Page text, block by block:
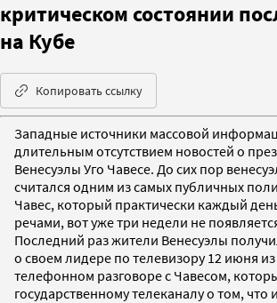
критическом состоянии
на Кубе
Копировать ссылку
Западные источники массовой
длительным отсутствием новостей о
Венесуэлы Уго Чавесе. До сих пор
считался одним из самых публичных
Чавес, который практически каждый
речами, вот уже три недели не
Последний раз жители Венесуэлы
о своем лидере по телевизору 12 июня
телефонном разговоре с Чавесом,
государственному телеканалу о том, что